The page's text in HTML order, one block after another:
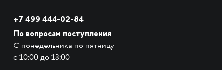
+7 499 444-02-84
По вопросам поступления
С понедельника по пятницу
с 10:00 до 18:00